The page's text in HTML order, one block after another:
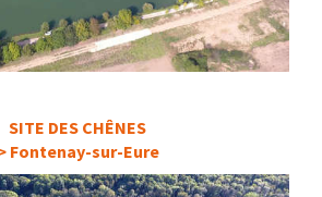
SITE DES CHÊNES
Fontenay-sur-Eure